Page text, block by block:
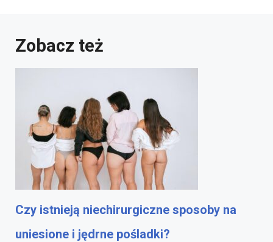
Zobacz też
Czy istnieją niechirurgiczne sposoby na
uniesione i jędrne pośladki?